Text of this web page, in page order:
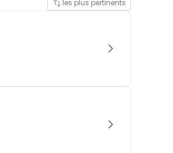
les plus pertinents